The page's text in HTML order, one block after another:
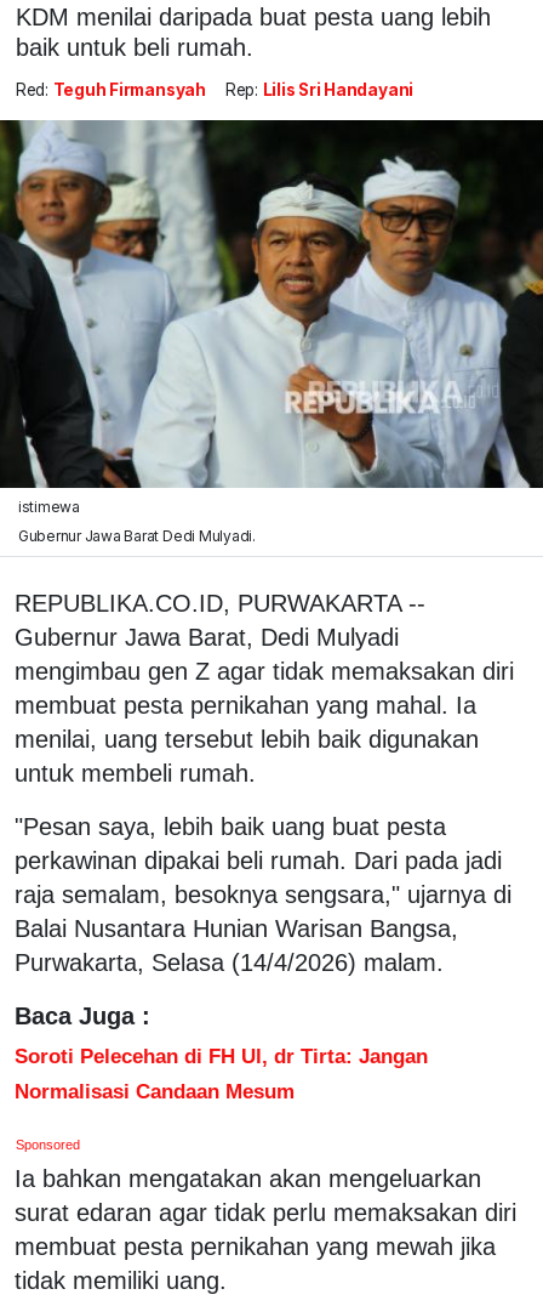
KDM menilai daripada buat pesta uang lebih
baik untuk beli rumah.
Red: Teguh Firmansyah Rep: Lilis Sri Handayani
istimewa
Gubernur Jawa Barat Dedi Mulyadi.
REPUBLIKA.CO.ID, PURWAKARTA --
Gubernur Jawa Barat, Dedi Mulyadi
mengimbau gen Z agar tidak memaksakan diri
membuat pesta pernikahan yang mahal. Ia
menilai, uang tersebut lebih baik digunakan
untuk membeli rumah.
"Pesan saya, lebih baik uang buat pesta
perkawinan dipakai beli rumah. Dari pada jadi
raja semalam, besoknya sengsara," ujarnya di
Balai Nusantara Hunian Warisan Bangsa,
Purwakarta, Selasa (14/4/2026) malam.
Baca Juga :
Soroti Pelecehan di FH Ul, dr Tirta: Jangan
Normalisasi Candaan Mesum
Sponsored
Ia bahkan mengatakan akan mengeluarkan
surat edaran agar tidak perlu memaksakan diri
membuat pesta pernikahan yang mewah jika
tidak memiliki uang.